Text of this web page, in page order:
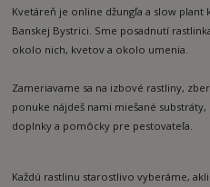
Kvetáreň je online džungľa a slow
Banskej Bystrici. Sme posadnutí
okolo nich, kvetov a okolo umenia.
Zameriavame sa na izbové rastliny,
ponuke nájdeš nami miešané
doplnky a pomôcky pre pestovateľa.
Každú rastlinu starostlivo vyberáme,